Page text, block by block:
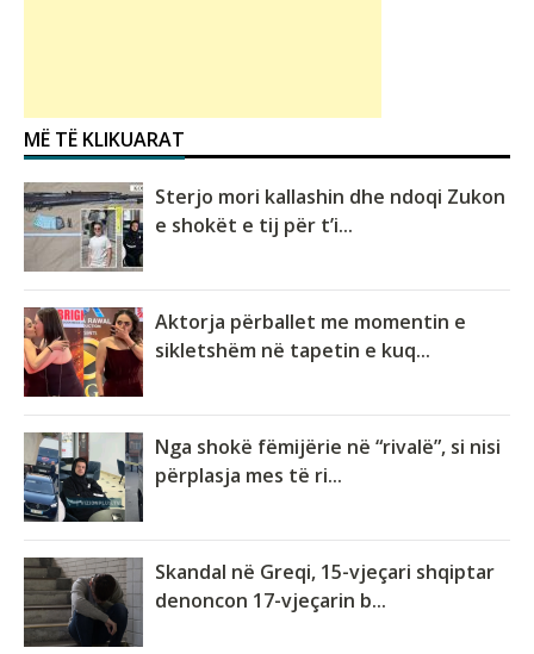
MË TË KLIKUARAT
Sterjo mori kallashin dhe ndoqi Zukon
e shokët e tij për t’i...
Aktorja përballet me momentin e
sikletshëm në tapetin e kuq...
Nga shokë fëmijërie në “rivalë”, si nisi
përplasja mes të ri...
Skandal në Greqi, 15-vjeçari shqiptar
denoncon 17-vjeçarin b...